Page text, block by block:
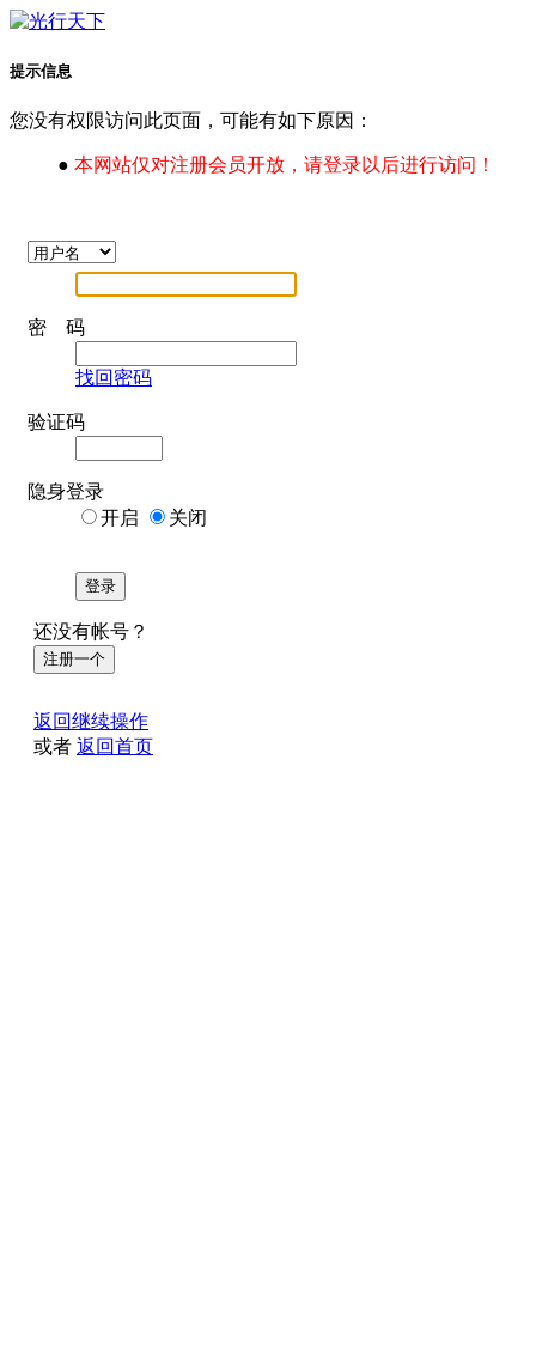
提示信息
您没有权限访问此页面，可能有如下原因：
● 本网站仅对注册会员开放，请登录以后进行访问！
密 码
找回密码
验证码
隐身登录
开启
关闭
登录
还没有帐号？
注册一个
返回继续操作
或者 返回首页